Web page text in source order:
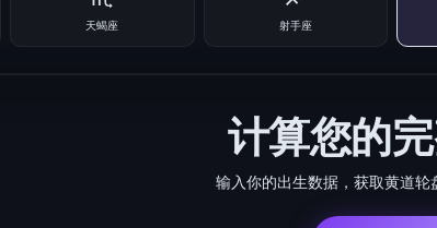
天蝎座 射手座
计算您的
输入你的出生数据，获取黄道轮